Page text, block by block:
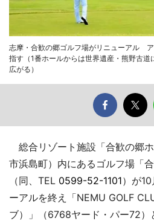
志摩・合歓の郷ゴルフ場がリニューアル
指す（1番ホールからは世界遺産・熊野古
広がる）
総合リゾート施設「合歓の郷
市浜島町）内にあるゴルフ場「
（同、TEL 0599-52-1101）が
ーアルを終え「NEMU GOLF
ブ）」（6768ヤード・パー72）